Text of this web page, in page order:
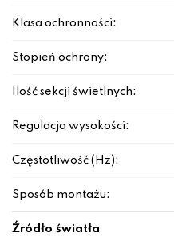
Klasa ochronności:
Stopień ochrony:
Ilość sekcji świetlnych:
Regulacja wysokości:
Częstotliwość (Hz):
Sposób montażu:
Źródło światła